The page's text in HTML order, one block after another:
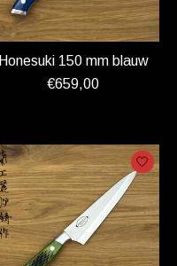
Honesuki 150 mm blauw
€659,00